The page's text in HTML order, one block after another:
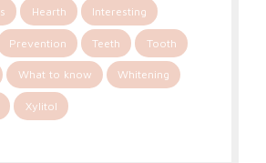
Hearth Interesting
Prevention Teeth Tooth
What to know Whitening
Xylitol